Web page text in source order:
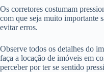
Os corretores costumam
com que seja muito importante
evitar erros.
Observe todos os detalhes do
faça a locação de imóveis em
perceber por ter se sentido